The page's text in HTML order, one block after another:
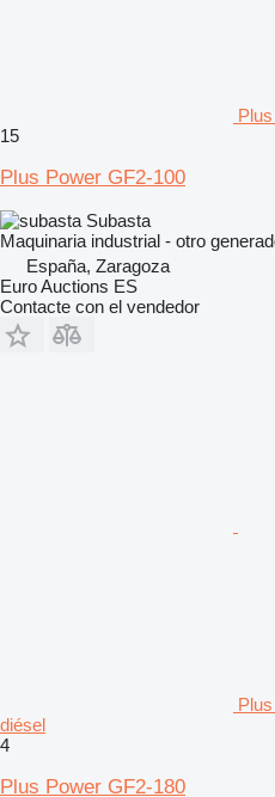
15
Plus Power GF2-100
Subasta
Maquinaria industrial - otro
España, Zaragoza
Euro Auctions ES
Contacte con el vendedor
diésel
4
Plus Power GF2-180